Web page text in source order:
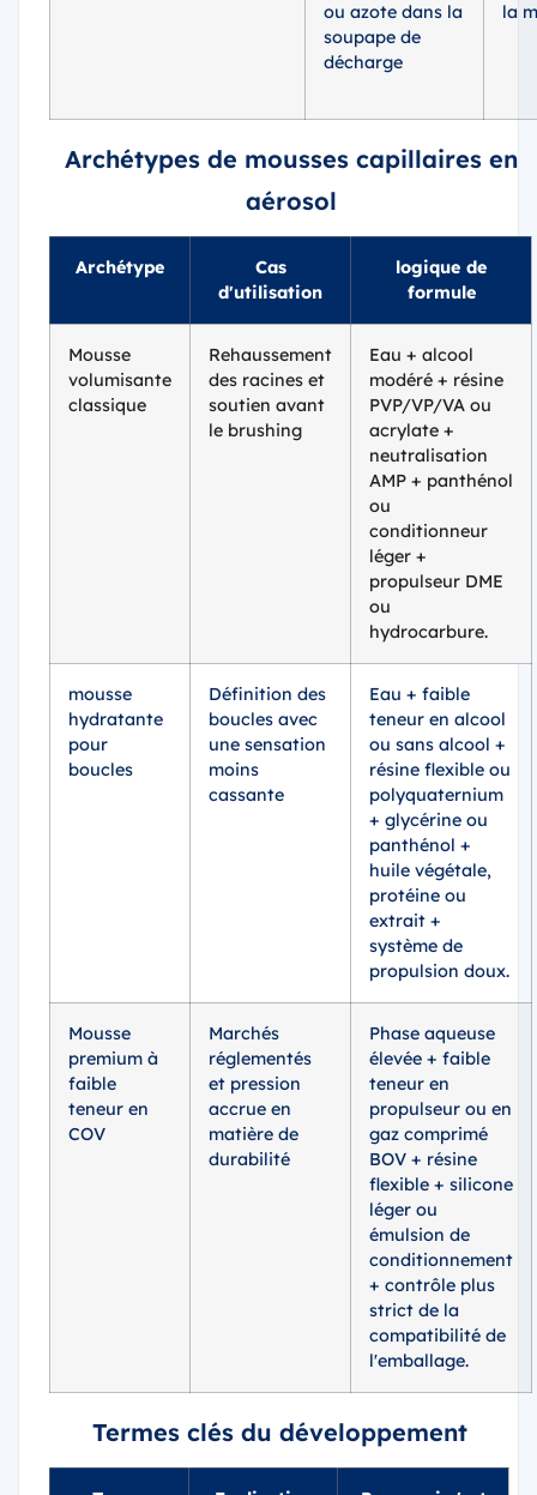
ou azote dans la
soupape de
décharge
la
Archétypes de mousses capillaires en
aérosol
Archétype
Cas
d'utilisation
logique de
formule
Mousse
volumisante
classique
Rehaussement
des racines et
soutien avant
le brushing
Eau + alcool
modéré + résine
PVP/VP/VA ou
acrylate +
neutralisation
AMP + panthénol
ou
conditionneur
léger +
propulseur DME
ou
hydrocarbure.
mousse
hydratante
pour
boucles
Définition des
boucles avec
une sensation
moins
cassante
Eau + faible
teneur en alcool
ou sans alcool +
résine flexible ou
polyquaternium
+ glycérine ou
panthénol +
huile végétale,
protéine ou
extrait +
système de
propulsion doux.
Mousse
premium à
faible
teneur en
COV
Marchés
réglementés
et pression
accrue en
matière de
durabilité
Phase aqueuse
élevée + faible
teneur en
propulseur ou en
gaz comprimé
BOV + résine
flexible + silicone
léger ou
émulsion de
conditionnement
+ contrôle plus
strict de la
compatibilité de
l'emballage.
Termes clés du développement